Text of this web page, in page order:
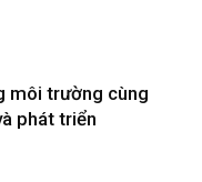
môi trường cùng
phát triển